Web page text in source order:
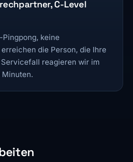
C-Level
keine
die Person, die Ihre
reagieren wir im